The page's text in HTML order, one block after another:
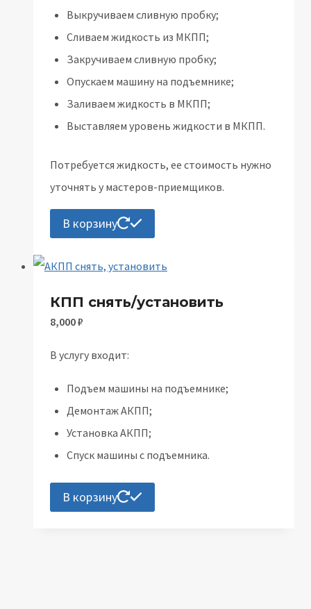
Выкручиваем сливную пробку;
Сливаем жидкость из МКПП;
Закручиваем сливную пробку;
Опускаем машину на подъемнике;
Заливаем жидкость в МКПП;
Выставляем уровень жидкости в МКПП.
Потребуется жидкость, ее стоимость нужно
уточнять у мастеров-приемщиков.
В корзину
КПП снять/установить
8,000₽
В услугу входит:
Подъем машины на подъемнике;
Демонтаж АКПП;
Установка АКПП;
Спуск машины с подъемника.
В корзину